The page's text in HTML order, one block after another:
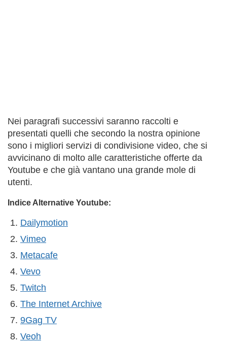
Nei paragrafi successivi saranno raccolti e
presentati quelli che secondo la nostra opinione
sono i migliori servizi di condivisione video, che si
avvicinano di molto alle caratteristiche offerte da
Youtube e che già vantano una grande mole di
utenti.
Indice Alternative Youtube:
Dailymotion
Vimeo
Metacafe
Vevo
Twitch
The Internet Archive
9Gag TV
Veoh